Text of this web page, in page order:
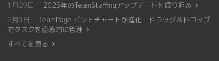
1月29日
2025年のTeamStaffingアップデートを振り返る
2月3日
TeamPage ガントチャートが進化！ドラッグ＆ドロップ
でタスクを直感的に管理
すべてを見る